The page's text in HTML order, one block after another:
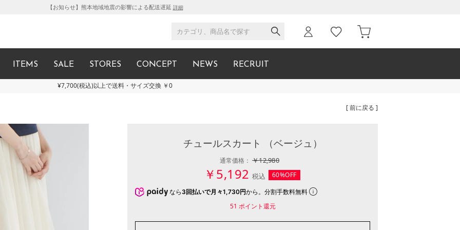
【お知らせ】熊本地域地震の影響による配送遅延 詳細
ITEMS SALE STORES CONCEPT NEWS RECRUIT
¥7,700(税込)以上で送料・サイズ交換 ￥0
[ 前に戻る ]
チュールスカート （ベージュ）
通常価格：￥12,980
￥5,192 税込 60%OFF
なら 3回払いで月々1,730円から。分割手数料無料
51 ポイント還元